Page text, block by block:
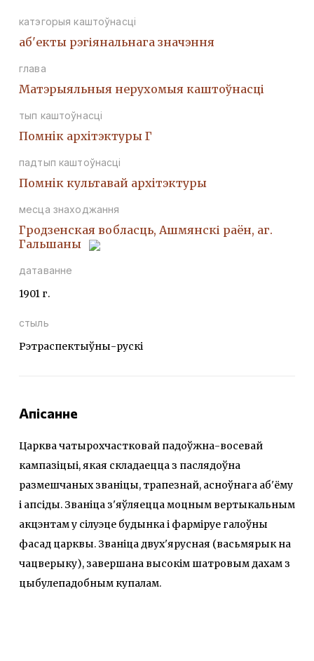
катэгорыя каштоўнасці
аб'екты рэгіянальнага значэння
глава
Матэрыяльныя нерухомыя каштоўнасці
тып каштоўнасці
Помнiк архiтэктуры Г
падтып каштоўнасці
Помнiк культавай архiтэктуры
месца знаходжання
Гродзенская вобласць, Ашмянскі раён, аг.
Гальшаны
датаванне
1901 г.
стыль
Рэтраспектыўны-рускі
Апісанне
Царква чатырохчастковай падоўжна-восевай
кампазіцыі, якая складаецца з паслядоўна
размешчаных званіцы, трапезнай, асноўнага аб'ёму
і апсіды. Званіца з'яўляецца моцным вертыкальным
акцэнтам у сілуэце будынка і фарміруе галоўны
фасад царквы. Званіца двух'ярусная (васьмярык на
чацверыку), завершана высокім шатровым дахам з
цыбулепадобным купалам.